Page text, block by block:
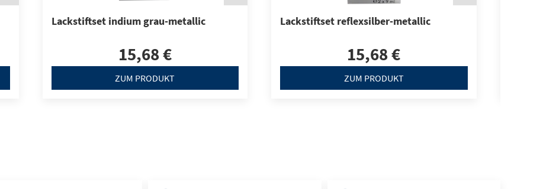
Lackstiftset indium grau-metallic
15,68 €
ZUM PRODUKT
Lackstiftset reflexsilber-metallic
15,68 €
ZUM PRODUKT